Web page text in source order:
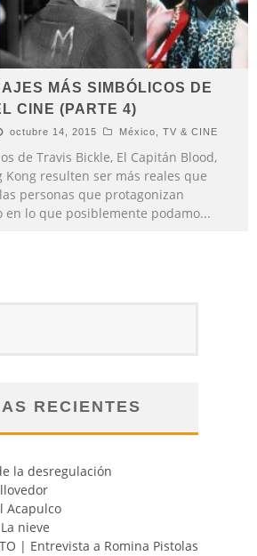
MÁS SIMBÓLICOS DE
CINE (PARTE 4)
octubre 14, 2015 México TV & CINE
de Travis Bickle, El Capitán Blood,
Kong resulten ser más reales que
personas que protagonizan
en lo que posiblemente podamo...
RECIENTES
la desregulación
Acapulco
nieve
| Entrevista a Romina Pistolas